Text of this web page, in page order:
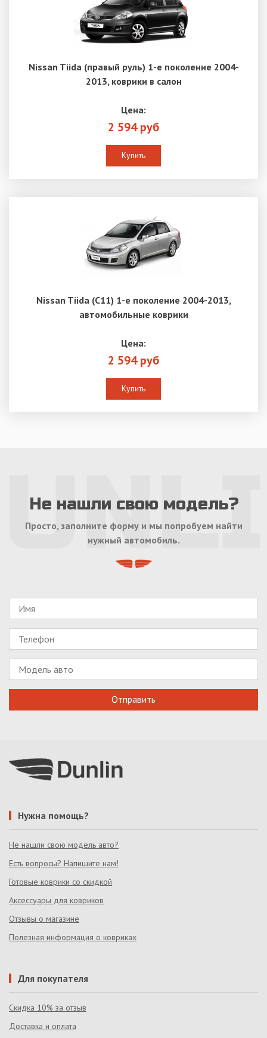
Nissan Tiida (правый руль) 1-е поколение 2004-
2013, коврики в салон
Цена:
2 594 руб
Купить
Nissan Tiida (C11) 1-е поколение 2004-2013,
автомобильные коврики
Цена:
2 594 руб
Купить
Не нашли свою модель?
Просто, заполните форму и мы попробуем найти
нужный автомобиль.
Нужна помощь?
Не нашли свою модель авто?
Есть вопросы? Напишите нам!
Готовые коврики со скидкой
Аксессуары для ковриков
Отзывы о магазине
Полезная информация о ковриках
Для покупателя
Скидка 10% за отзыв
Доставка и оплата